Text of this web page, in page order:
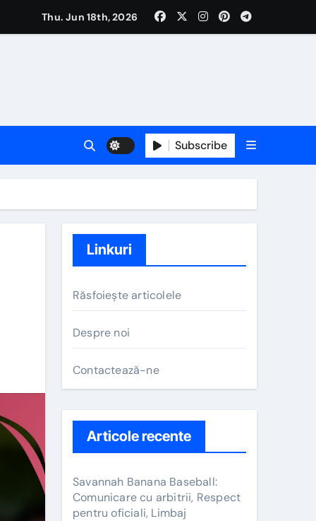
Thu. Jun 18th, 2026
Subscribe
Linkuri
Răsfoiește articolele
Despre noi
Contactează-ne
Articole recente
Savannah Banana Baseball:
Comunicare cu arbitrii, Respect
pentru oficiali, Limbaj